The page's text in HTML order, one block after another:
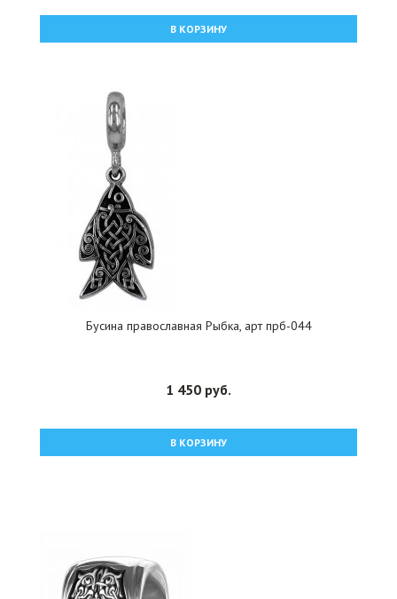
В КОРЗИНУ
Бусина православная Рыбка, арт прб-044
1 450 руб.
В КОРЗИНУ